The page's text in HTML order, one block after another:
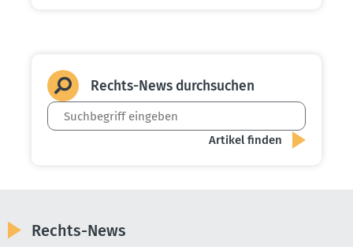
Rechts-News durch­suchen
Rechts-News